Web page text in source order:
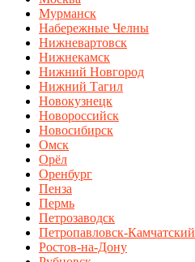
Мурманск
Набережные Челны
Нижневартовск
Нижнекамск
Нижний Новгород
Нижний Тагил
Новокузнецк
Новороссийск
Новосибирск
Омск
Орёл
Оренбург
Пенза
Пермь
Петрозаводск
Петропавловск-Камчатский
Ростов-на-Дону